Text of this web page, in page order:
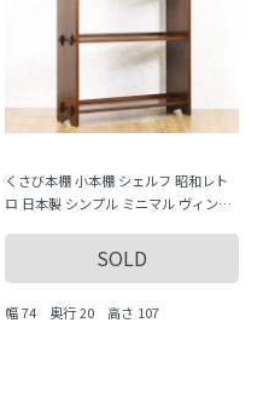
くさび本棚 小本棚 シェルフ 昭和レト
ロ 日本製 シンプル ミニマル ヴィンテ
SOLD
幅 74 奥行 20 高さ 107